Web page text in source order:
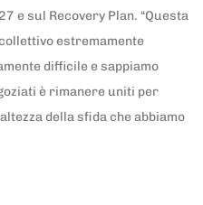
e sul Recovery Plan. “Questa
estremamente
difficile e sappiamo
è rimanere uniti per
della sfida che abbiamo